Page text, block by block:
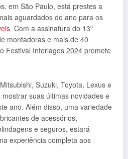
em São Paulo, está prestes a
aguardados do ano para os
. Com a assinatura do 13º
montadoras e mais de 40
Festival Interlagos 2024 promete
Suzuki, Toyota, Lexus e
suas últimas novidades e
ano. Além disso, uma variedade
de acessórios,
e seguros, estará
experiência completa aos